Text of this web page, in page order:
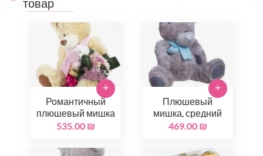
Романтичный
плюшевый мишка
535.00 ₪
+
Плюшевый
мишка, средний
469.00 ₪
+